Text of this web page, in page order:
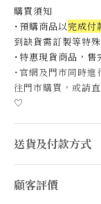
購買須知
˙預購商品以完成付
到缺貨需訂製等特
˙特惠現貨商品，售
˙官網及門市同時
往門市購買，或請
♡
送貨及付款方式
顧客評價